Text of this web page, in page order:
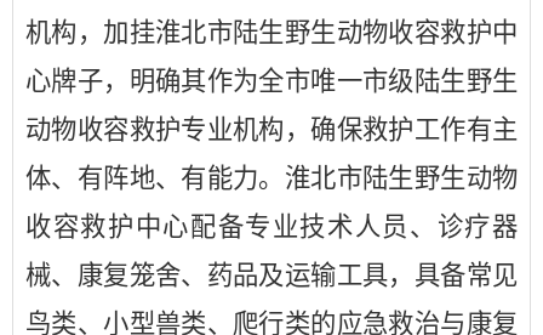
机构，加挂淮北市陆生野生动物收容救护中
心牌子，明确其作为全市唯一市级陆生野生
动物收容救护专业机构，确保救护工作有主
体、有阵地、有能力。淮北市陆生野生动物
收容救护中心配备专业技术人员、诊疗器
械、康复笼舍、药品及运输工具，具备常见
鸟类、小型兽类、爬行类的应急救治与康复